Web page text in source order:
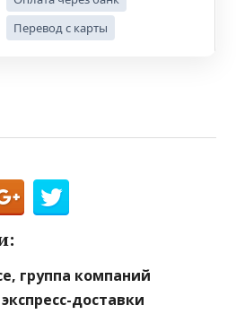
Перевод с карты
группа компаний
доставки